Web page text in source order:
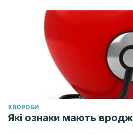
ХВОРОБИ
Які ознаки мають